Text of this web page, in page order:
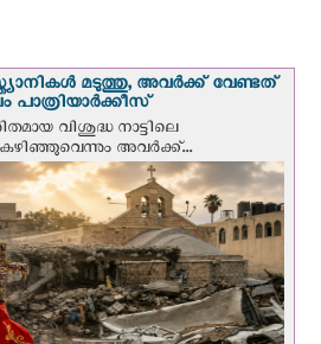
മടുത്തു, അവർക്ക് വേണ്ടത്
പാത്രിയാര്‍ക്കീസ്
വിശുദ്ധ നാട്ടിലെ
കഴിഞ്ഞുവെന്നും അവർക്ക്...